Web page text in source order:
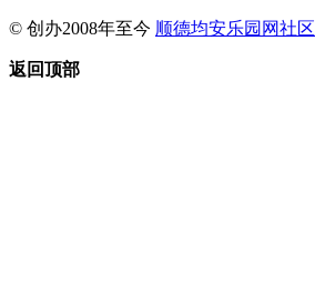
© 创办2008年至今 顺德均安乐园网社区
返回顶部